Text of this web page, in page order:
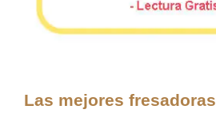
Las mejores fresadoras